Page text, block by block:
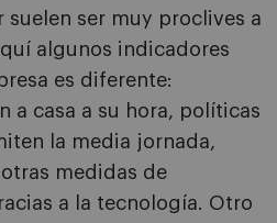
ser muy proclives a
algunos indicadores
es diferente:
a casa a su hora, políticas
la media jornada,
medidas de
a la tecnología. Otro